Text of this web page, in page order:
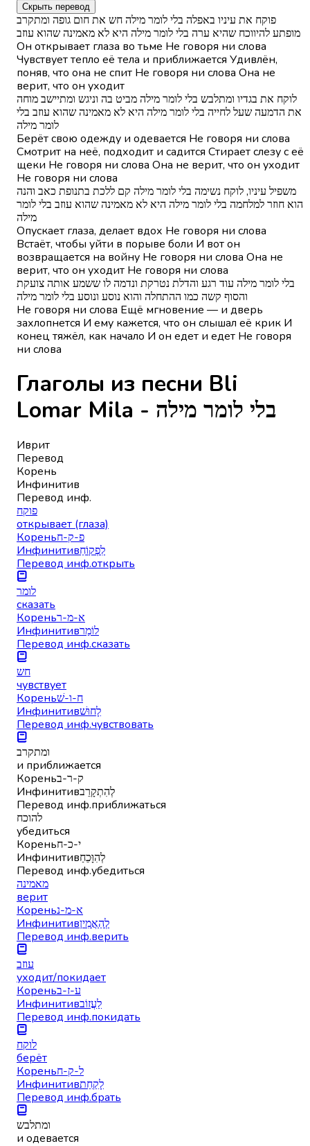
Скрыть перевод
פוקח את עיניו באפלה בלי לומר מילה חש את חום גופה ומתקרב
מופתע להיווכח שהיא ערה בלי לומר מילה היא לא מאמינה שהוא עוזב
Он открывает глаза во тьме Не говоря ни слова
Чувствует тепло её тела и приближается Удивлён,
поняв, что она не спит Не говоря ни слова Она не
верит, что он уходит
לוקח את בגדיו ומתלבש בלי לומר מילה מביט בה וניגש ומתיישב מוחה
את הדמעה שעל לחייה בלי לומר מילה היא לא מאמינה שהוא עוזב בלי
לומר מילה
Берёт свою одежду и одевается Не говоря ни слова
Смотрит на неё, подходит и садится Стирает слезу с её
щеки Не говоря ни слова Она не верит, что он уходит
Не говоря ни слова
משפיל עיניו, לוקח נשימה בלי לומר מילה קם ללכת בתנופת כאב והנה
הוא חוזר למלחמה בלי לומר מילה היא לא מאמינה שהוא עוזב בלי לומר
מילה
Опускает глаза, делает вдох Не говоря ни слова
Встаёт, чтобы уйти в порыве боли И вот он
возвращается на войну Не говоря ни слова Она не
верит, что он уходит Не говоря ни слова
בלי לומר מילה עוד רגע והדלת נטרקת ונדמה לו ששמע אותה צועקת
והסוף קשה כמו ההתחלה והוא נוסע ונוסע בלי לומר מילה
Не говоря ни слова Ещё мгновение — и дверь
захлопнется И ему кажется, что он слышал её крик И
конец тяжёл, как начало И он едет и едет Не говоря
ни слова
Глаголы из песни Bli
Lomar Mila - בלי לומר מילה
Иврит
Перевод
Корень
Инфинитив
Перевод инф.
פוקח
открывает (глаза)
Кореньפ-ק-ח
Инфинитивלִפְקוֹחַ
Перевод инф.открыть
לומר
сказать
Кореньא-מ-ר
Инфинитивלוֹמַר
Перевод инф.сказать
חש
чувствует
Кореньח-ו-שׁ
Инфинитивלָחוּשׁ
Перевод инф.чувствовать
ומתקרב
и приближается
Кореньק-ר-ב
Инфинитивלְהִתְקָרֵב
Перевод инф.приближаться
להוכח
убедиться
Кореньי-כ-ח
Инфинитивלְהִוָּכֵחַ
Перевод инф.убедиться
מאמינה
верит
Кореньא-מ-נ
Инфинитивלְהַאֲמִין
Перевод инф.верить
עוזב
уходит/покидает
Кореньע-ז-ב
Инфинитивלַעֲזוֹב
Перевод инф.покидать
לוקח
берёт
Кореньל-ק-ח
Инфинитивלָקַחַת
Перевод инф.брать
ומתלבש
и одевается